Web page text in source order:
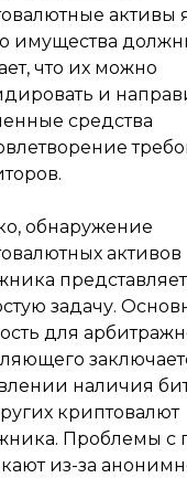
активы
имущества
что их можно
и
средства
обнаружение
активов
задачу.
для
наличия
криптовалют
Проблемы с
из-за